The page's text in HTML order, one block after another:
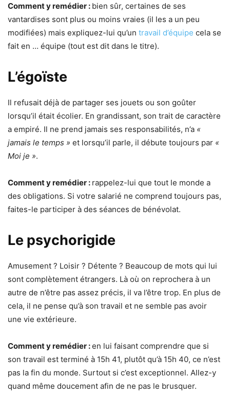
Comment y remédier : bien sûr, certaines de ses
vantardises sont plus ou moins vraies (il les a un peu
modifiées) mais expliquez-lui qu’un travail d’équipe cela se
fait en … équipe (tout est dit dans le titre).
L’égoïste
Il refusait déjà de partager ses jouets ou son goûter
lorsqu’il était écolier. En grandissant, son trait de caractère
a empiré. Il ne prend jamais ses responsabilités, n’a «
jamais le temps » et lorsqu’il parle, il débute toujours par «
Moi je ».
Comment y remédier : rappelez-lui que tout le monde a
des obligations. Si votre salarié ne comprend toujours pas,
faites-le participer à des séances de bénévolat.
Le psychorigide
Amusement ? Loisir ? Détente ? Beaucoup de mots qui lui
sont complètement étrangers. Là où on reprochera à un
autre de n’être pas assez précis, il va l’être trop. En plus de
cela, il ne pense qu’à son travail et ne semble pas avoir
une vie extérieure.
Comment y remédier :en lui faisant comprendre que si
son travail est terminé à 15h 41, plutôt qu’à 15h 40, ce n’est
pas la fin du monde. Surtout si c’est exceptionnel. Allez-y
quand même doucement afin de ne pas le brusquer.